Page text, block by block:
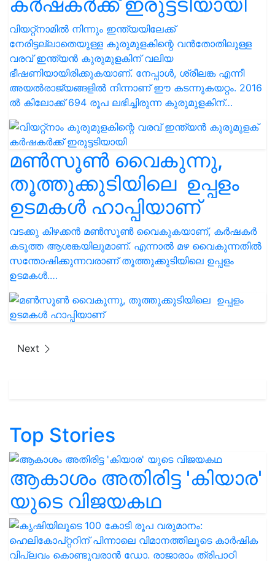
വിയറ്റ്‌നാമില്‍ നിന്നും ഇന്ത്യയിലേക്ക്
നേരിട്ടല്ലാതെയുള്ള കുരുമുളകിന്റെ വന്‍തോതിലുള്ള
വരവ് ഇന്ത്യന്‍ കുരുമുളകിന് വലിയ
ഭീഷണിയായിരിക്കുകയാണ്. നേപ്പാള്‍, ശ്രീലങ്ക എന്നീ
അയല്‍രാജ്യങ്ങളില്‍ നിന്നാണ് ഈ കടന്നുകയറ്റം. 2016
ല്‍ കിലോക്ക് 694 രൂപ ലഭിച്ചിരുന്ന കുരുമുളകിന്…
മണ്‍സൂണ്‍ വൈകുന്നു,
തൂത്തുക്കുടിയിലെ ഉപ്പളം
ഉടമകള്‍ ഹാപ്പിയാണ്
വടക്കു കിഴക്കന്‍ മണ്‍സൂണ്‍ വൈകുകയാണ്, കര്‍ഷകര്‍
കടുത്ത ആശങ്കയിലുമാണ്. എന്നാല്‍ മഴ വൈകുന്നതില്‍
സന്തോഷിക്കുന്നവരാണ് തൂത്തുക്കുടിയിലെ ഉപ്പളം
ഉടമകള്‍.…
Next
Top Stories
ആകാശം അതിരിട്ട 'കിയാര'
യുടെ വിജയകഥ